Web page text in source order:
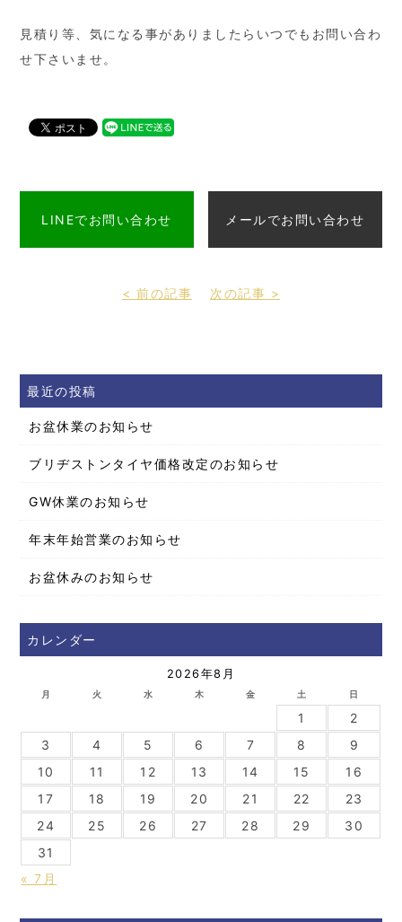
見積り等、気になる事がありましたらいつでもお問い合わ
せ下さいませ。
LINEでお問い合わせ メールでお問い合わせ
< 前の記事 次の記事 >
最近の投稿
お盆休業のお知らせ
ブリヂストンタイヤ価格改定のお知らせ
GW休業のお知らせ
年末年始営業のお知らせ
お盆休みのお知らせ
カレンダー
2026年8月
月 火 水 木 金 土 日
« 7月
1
2
3
4 5 6 7 8
9
10
11 12 13 14 15
16
17
18 19 20 21 22
23
24
25 26 27 28 29
30
31